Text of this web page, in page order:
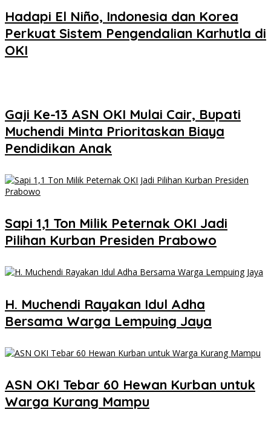
Hadapi El Niño, Indonesia dan Korea
Perkuat Sistem Pengendalian Karhutla di
OKI
Gaji Ke-13 ASN OKI Mulai Cair, Bupati
Muchendi Minta Prioritaskan Biaya
Pendidikan Anak
Sapi 1,1 Ton Milik Peternak OKI Jadi
Pilihan Kurban Presiden Prabowo
H. Muchendi Rayakan Idul Adha
Bersama Warga Lempuing Jaya
ASN OKI Tebar 60 Hewan Kurban untuk
Warga Kurang Mampu